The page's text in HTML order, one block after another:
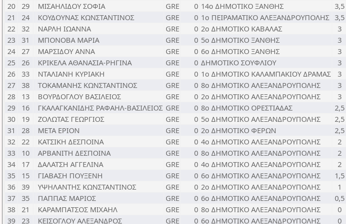
20
29 ΜΙΣΑΗΛΙΔΟΥ ΣΟΦΙΑ GRE 0 14ο ΔΗΜΟΤΙΚΟ ΞΑΝΘΗΣ 3,5
21
24 ΚΟΥΔΟΥΝΑΣ ΚΩΝΣΤΑΝΤΙΝΟΣ GRE 0 1ο ΠΕΙΡΑΜΑΤΙΚΟ ΑΛΕΞΑΝΔΡΟΥΠΟΛΗΣ 3,5
22
32 ΝΑΡΛΗ ΙΩΑΝΝΑ GRE 0 2ο ΔΗΜΟΤΙΚΟ ΚΑΒΑΛΑΣ 3
23
31 ΜΠΟΝΟΒΑ ΜΑΡΙΑ GRE 0 5ο ΔΗΜΟΤΙΚΟ ΞΑΝΘΗΣ 3
24
27 ΜΑΡΣΙΔΟΥ ΑΝΝΑ GRE 0 6ο ΔΗΜΟΤΙΚΟ ΞΑΝΘΗΣ 3
25
26 ΚΡΙΚΕΛΑ ΑΘΑΝΑΣΙΑ-ΡΗΓΙΝΑ GRE 0 ΔΗΜΟΤΙΚΟ ΣΟΥΦΛΙΟΥ 3
26
33 ΝΤΑΛΙΑΝΗ ΚΥΡΙΑΚΗ GRE 0 1ο ΔΗΜΟΤΙΚΟ ΚΑΛΑΜΠΑΚΙΟΥ ΔΡΑΜΑΣ 3
27
38 ΤΟΚΑΜΑΝΗΣ ΚΩΝΣΤΑΝΤΙΝΟΣ GRE 0 8ο ΔΗΜΟΤΙΚΟ ΑΛΕΞΑΝΔΡΟΥΠΟΛΗΣ 3
28
13 ΒΟΥΡΔΟΓΛΟΥ ΒΑΣΙΛΕΙΟΣ GRE 0 2ο ΔΗΜΟΤΙΚΟ ΑΛΕΞΑΝΔΡΟΥΠΟΛΗΣ 3
29
16 ΓΚΑΛΑΓΚΑΝΙΔΗΣ ΡΑΦΑΗΛ-ΒΑΣΙΛΕΙΟΣ GRE 0 8ο ΔΗΜΟΤΙΚΟ ΟΡΕΣΤΙΑΔΑΣ 2,5
30
19 ΖΟΛΩΤΑΣ ΓΕΩΡΓΙΟΣ GRE 0 5ο ΔΗΜΟΤΙΚΟ ΑΛΕΞΑΝΔΡΟΥΠΟΛΗΣ 2,5
31
28 ΜΕΤΑ ΕΡΙΟΝ GRE 0 2ο ΔΗΜΟΤΙΚΟ ΦΕΡΩΝ 2,5
32
22 ΚΑΤΣΙΚΗ ΔΕΣΠΟΙΝΑ GRE 0 4ο ΔΗΜΟΤΙΚΟ ΑΛΕΞΑΝΔΡΟΥΠΟΛΗΣ 2
33
10 ΑΡΒΑΝΙΤΗ ΔΕΣΠΟΙΝΑ GRE 0 8ο ΔΗΜΟΤΙΚΟ ΑΛΕΞΑΝΔΡΟΥΠΟΛΗΣ 2
34
17 ΔΑΛΑΤΣΗ ΑΓΓΕΛΙΝΑ GRE 0 4ο ΔΗΜΟΤΙΚΟ ΑΛΕΞΑΝΔΡΟΥΠΟΛΗΣ 2
35
15 ΓΙΑΒΑΣΗ ΠΟΥΞΕΝΗ GRE 0 6ο ΔΗΜΟΤΙΚΟ ΑΛΕΞΑΝΔΡΟΥΠΟΛΗΣ 1,5
36
39 ΥΨΗΛΑΝΤΗΣ ΚΩΝΣΤΑΝΤΙΝΟΣ GRE 0 2ο ΔΗΜΟΤΙΚΟ ΑΛΕΞΑΝΔΡΟΥΠΟΛΗΣ 1
37
35 ΠΑΠΠΑΣ ΜΑΡΙΟΣ GRE 0 6ο ΔΗΜΟΤΙΚΟ ΑΛΕΞΑΝΔΡΟΥΠΟΛΗΣ 0,5
38
21 ΚΑΡΑΜΠΑΤΣΟΣ ΜΙΧΑΗΛ GRE 0 8ο ΔΗΜΟΤΙΚΟ ΑΛΕΞΑΝΔΡΟΥΠΟΛΗΣ 0
39
23 ΚΕΙΣΟΓΛΟΥ ΑΛΕΞΑΝΔΡΟΣ GRE 0 6ο ΔΗΜΟΤΙΚΟ ΑΛΕΞΑΝΔΡΟΥΠΟΛΗΣ 0